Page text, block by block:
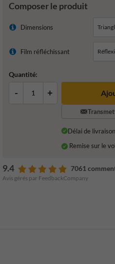
Composer le produit
Dimensions
Film réfléchissant
Quantité:
- +
Délai de
Remise sur le
9.4 7061
Avis gérés par FeedbackCompany